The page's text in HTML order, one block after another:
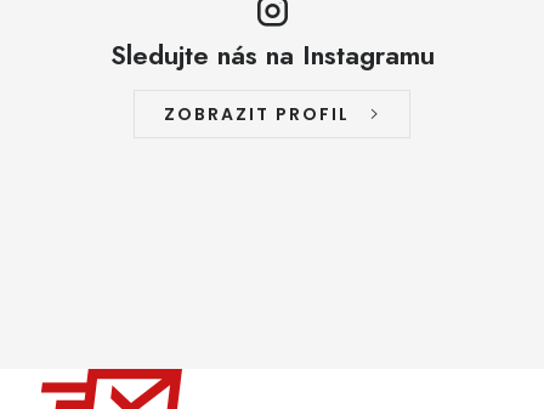
Sledujte nás na Instagramu
ZOBRAZIT PROFIL